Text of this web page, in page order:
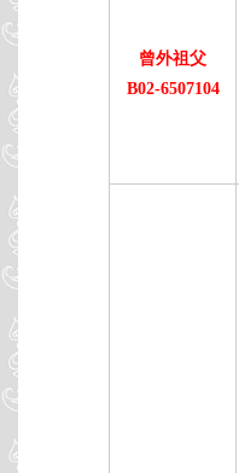
曾外祖父
B02-6507104